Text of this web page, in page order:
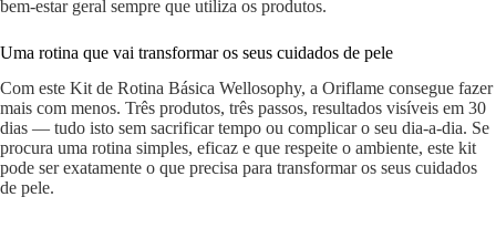
bem-estar geral sempre que utiliza os produtos.
Uma rotina que vai transformar os seus cuidados de pele
Com este Kit de Rotina Básica Wellosophy, a Oriflame consegue fazer
mais com menos. Três produtos, três passos, resultados visíveis em 30
dias — tudo isto sem sacrificar tempo ou complicar o seu dia-a-dia. Se
procura uma rotina simples, eficaz e que respeite o ambiente, este kit
pode ser exatamente o que precisa para transformar os seus cuidados
de pele.